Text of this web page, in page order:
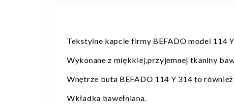
Tekstylne kapcie firmy BEFADO model 114
Wykonane z miękkiej,przyjemnej tkaniny
Wnętrze buta BEFADO 114 Y 314 to
Wkładka bawełniana.